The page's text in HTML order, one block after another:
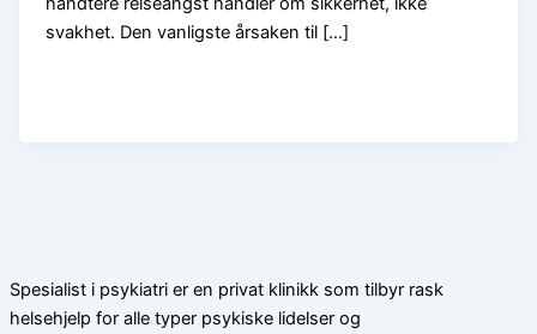
svakhet. Den vanligste årsaken til […]
Spesialist i psykiatri er en privat klinikk som tilbyr rask
helsehjelp for alle typer psykiske lidelser og